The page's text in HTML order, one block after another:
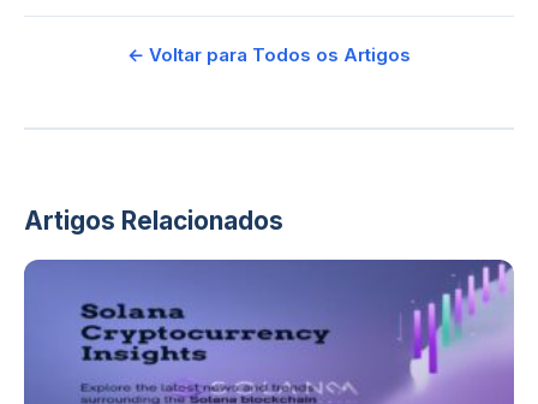
← Voltar para Todos os Artigos
Artigos Relacionados